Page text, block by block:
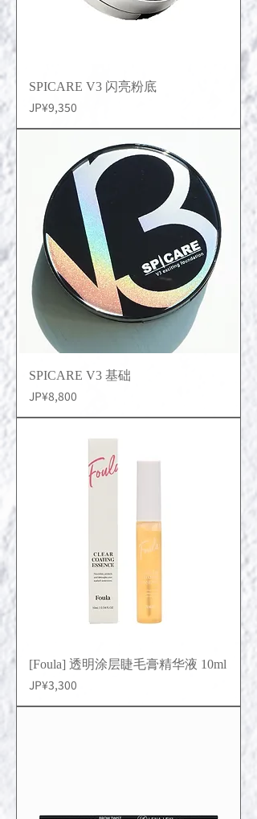
SPICARE V3 闪亮粉底
價格
JP¥9,350
SPICARE V3 基础
價格
JP¥8,800
[Foula] 透明涂层睫毛膏精华液 10ml
價格
JP¥3,300